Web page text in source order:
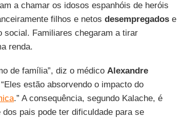
a chamar os idosos espanhóis de heróis
filhos e netos desempregadose
social. Familiares chegaram a tirar
renda.
de família”, diz o médico Alexandre
estão absorvendo o impacto do
.” A consequência, segundo Kalache, é
dos pais pode ter dificuldade para se